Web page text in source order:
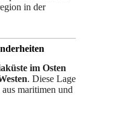
in der
im Osten
. Diese Lage
maritimen und